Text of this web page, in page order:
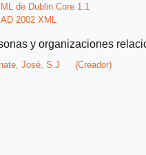
de Dublin Core 1.1
2002 XML
y organizaciones
José, S.J (Creador)